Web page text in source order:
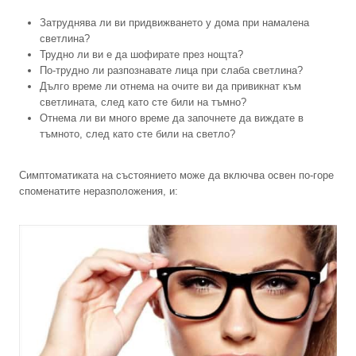
Затруднява ли ви придвижването у дома при намалена
светлина?
Трудно ли ви е да шофирате през нощта?
По-трудно ли разпознавате лица при слаба светлина?
Дълго време ли отнема на очите ви да привикнат към
светлината, след като сте били на тъмно?
Отнема ли ви много време да започнете да виждате в
тъмното, след като сте били на светло?
Симптоматиката на състоянието може да включва освен по-горе
споменатите неразположения, и: